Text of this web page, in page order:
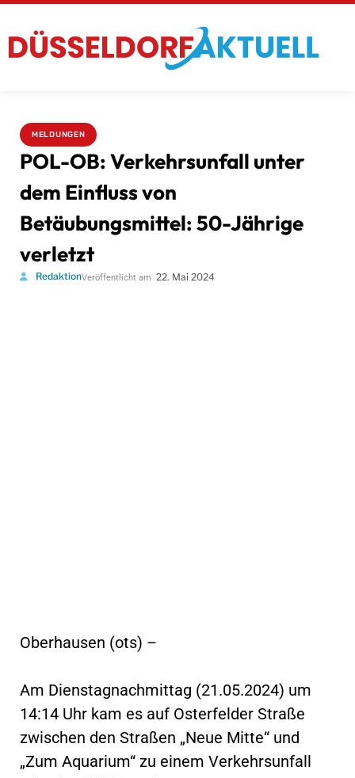
MELDUNGEN
POL-OB: Verkehrsunfall unter
dem Einfluss von
Betäubungsmittel: 50-Jährige
verletzt
RedaktionVeröffentlicht am 22. Mai 2024
Oberhausen (ots) –
Am Dienstagnachmittag (21.05.2024) um
14:14 Uhr kam es auf Osterfelder Straße
zwischen den Straßen „Neue Mitte“ und
„Zum Aquarium“ zu einem Verkehrsunfall